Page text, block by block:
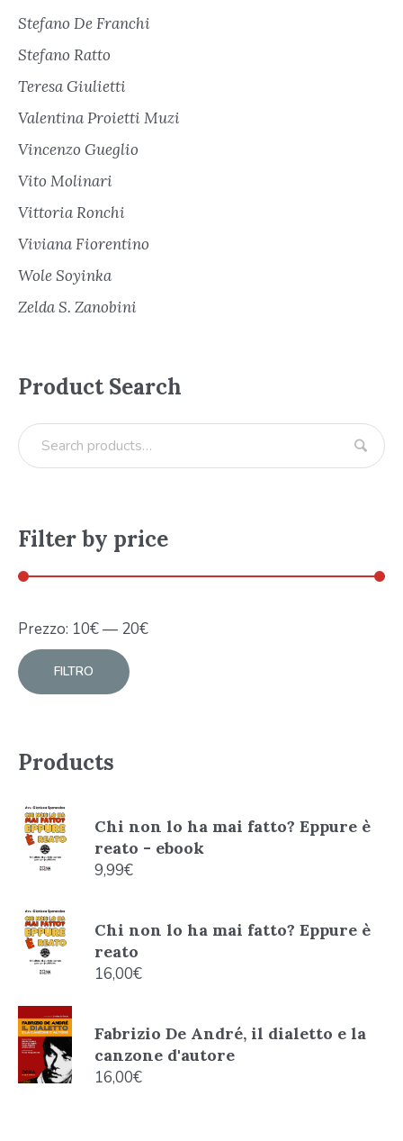
Stefano De Franchi
Stefano Ratto
Teresa Giulietti
Valentina Proietti Muzi
Vincenzo Gueglio
Vito Molinari
Vittoria Ronchi
Viviana Fiorentino
Wole Soyinka
Zelda S. Zanobini
Product Search
Filter by price
FILTRO
Prezzo: 10€— 20€
Products
Chi non lo ha mai fatto? Eppure è
reato - ebook
9,99€
Chi non lo ha mai fatto? Eppure è
reato
16,00€
Fabrizio De André, il dialetto e la
canzone d'autore
16,00€